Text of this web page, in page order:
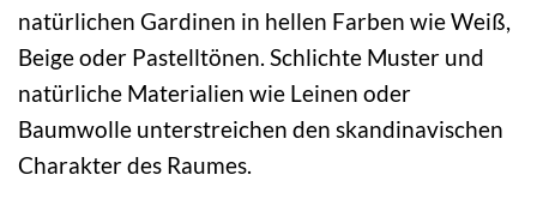
natürlichen Gardinen in hellen Farben wie Weiß,
Beige oder Pastelltönen. Schlichte Muster und
natürliche Materialien wie Leinen oder
Baumwolle unterstreichen den skandinavischen
Charakter des Raumes.